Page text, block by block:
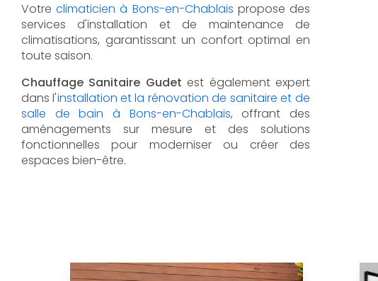
Votreclimaticien à Bons-en-Chablais propose des
services d'installation et de maintenance de
climatisations, garantissant un confort optimal en
toute saison.
Chauffage Sanitaire Gudet est également expert
dans l'installation et la rénovation de sanitaire et de
salle de bain à Bons-en-Chablais, offrant des
aménagements sur mesure et des solutions
fonctionnelles pour moderniser ou créer des
espaces bien-être.